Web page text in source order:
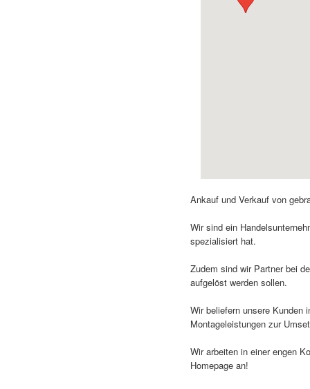
Ankauf und Verkauf von
Wir sind ein
spezialisiert hat.
Zudem sind wir Partner bei
aufgelöst werden sollen.
Wir beliefern unsere Kunden
Montageleistungen zur
Wir arbeiten in einer engen
Homepage an!